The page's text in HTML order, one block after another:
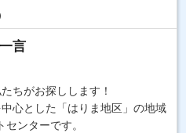
言
ちがお探しします！
心とした「はりま地区」の地域
ンターです。